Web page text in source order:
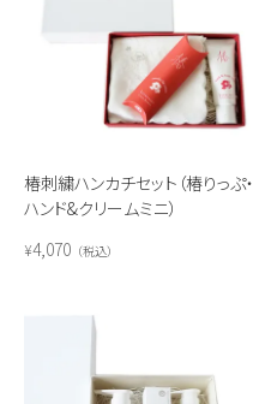
椿刺繍ハンカチセット（椿りっぷ・
ハンド&クリームミニ）
¥4,070 税込